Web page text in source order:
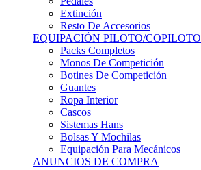
Extinción
Resto De Accesorios
EQUIPACIÓN PILOTO/COPILOTO
Packs Completos
Monos De Competición
Botines De Competición
Guantes
Ropa Interior
Cascos
Sistemas Hans
Bolsas Y Mochilas
Equipación Para Mecánicos
ANUNCIOS DE COMPRA